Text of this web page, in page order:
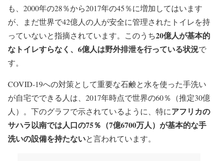
も、2000年の28％から2017年の45％に増加してはいます
が、まだ世界で42億人の人が安全に管理されたトイレを持
っていないと指摘されています。このうち20億人が基本的
なトイレすらなく、6億人は野外排泄を行っている状況で
す。
COVID-19への対策として重要な石鹸と水を使った手洗い
が自宅でできる人は、2017年時点で世界の60％（推定30億
人）。下のグラフで示されているように、特にアフリカの
サハラ以南では人口の75％（7億6700万人）が基本的な手
洗いの設備を持たないと言われています。